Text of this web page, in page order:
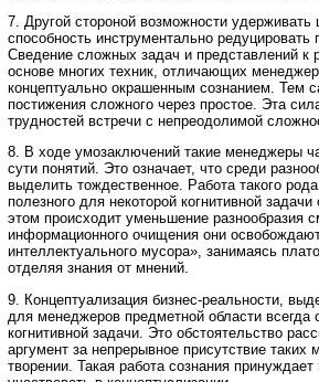
7. Другой стороной возможности удерживать
способность инструментально редуцировать
Сведение сложных задач и представлений к
основе многих техник, отличающих
концептуально окрашенным сознанием. Тем
постижения сложного через простое. Эта
трудностей встречи с непреодолимой
8. В ходе умозаключений такие менеджеры
сути понятий. Это означает, что среди
выделить тождественное. Работа такого
полезного для некоторой когнитивной
этом происходит уменьшение разнообразия
информационного очищения они
интеллектуального мусора», занимаясь
отделяя знания от мнений.
9. Концептуализация бизнес-реальности,
для менеджеров предметной области всегда
когнитивной задачи. Это обстоятельство
аргумент за непрерывное присутствие таких
творении. Такая работа сознания